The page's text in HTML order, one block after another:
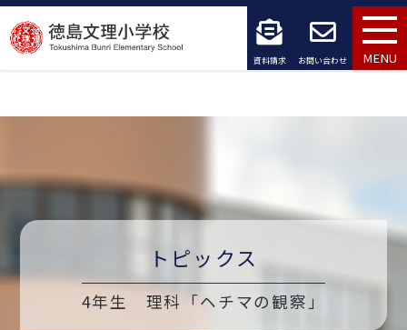
コ
ン
ン
へ
キ
資料請求 お問い合わせ MENU
トピックス
4年生 理科「ヘチマの観察」